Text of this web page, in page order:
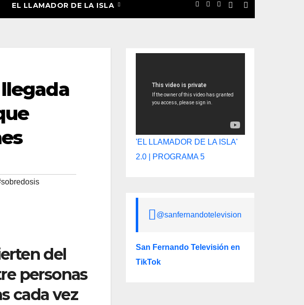
EL LLAMADOR DE LA ISLA
del
personas
cada vez
'EL LLAMADOR DE LA ISLA'
2.0 | PROGRAMA 5
@sanfernandotelevision
San Fernando Televisión en
TikTok